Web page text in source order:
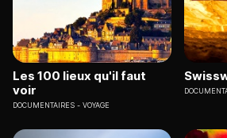
Les 100 lieux qu'il faut
voir
DOCUMENTAIRES VOYAGE